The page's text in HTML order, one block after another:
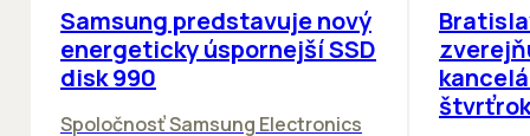
Samsung predstavuje nový
energeticky úspornejší SSD
disk 990
Spoločnosť Samsung Electronics